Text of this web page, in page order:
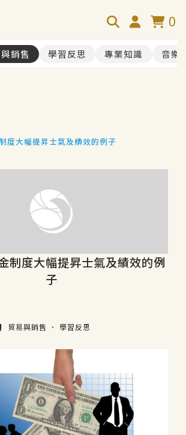
0
銷售 學習反思 專業知識 音樂
度大幅提昇士氣及績效的例子
制度大幅提昇士氣及績效的例
子
貿易與銷售 學習反思